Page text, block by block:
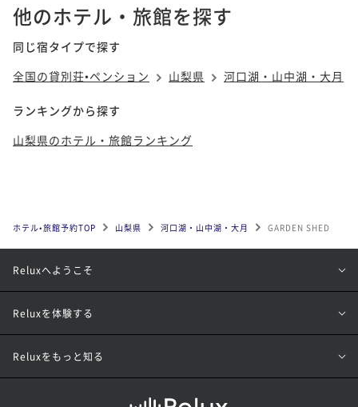
他のホテル・旅館を探す
同じ宿タイプで探す
全国の貸別荘•ペンション
山梨県 河口湖・山中湖・大月
ランキングから探す
山梨県のホテル・旅館ランキング
ホテル•旅館予約TOP 山梨県 河口湖・山中湖・大月 GARDEN SHED
Reluxへようこそ
Reluxを体験する
Reluxをもっと知る